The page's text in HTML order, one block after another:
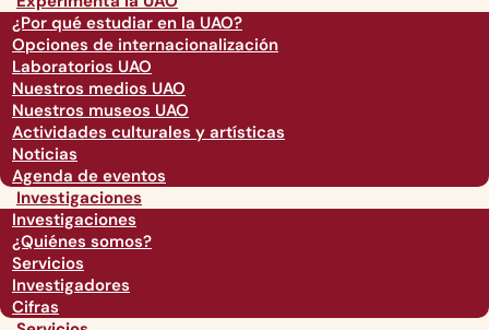
¿Por qué estudiar en la UAO?
Opciones de internacionalización
Laboratorios UAO
Nuestros medios UAO
Nuestros museos UAO
Actividades culturales y artísticas
Noticias
Agenda de eventos
Investigaciones
Investigaciones
¿Quiénes somos?
Servicios
Investigadores
Cifras